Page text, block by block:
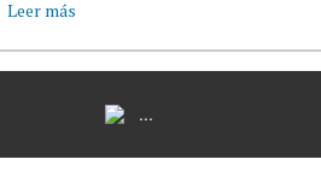
Leer más
...